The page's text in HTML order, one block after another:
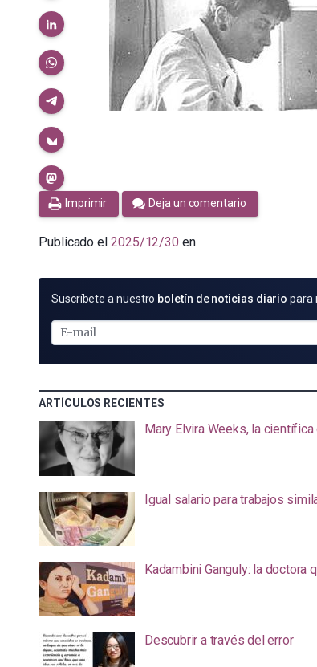
Imprimir Deja un comentario
Publicado el 2025/12/30 en
SUSCRÍBETE
E-
MAIL
Suscríbete a nuestro boletín de noticias diario para
ARTÍCULOS RECIENTES
Mary Elvira Weeks, la
Igual salario para trabajos
Kadambini Ganguly: la doctora
Descubrir a través del error